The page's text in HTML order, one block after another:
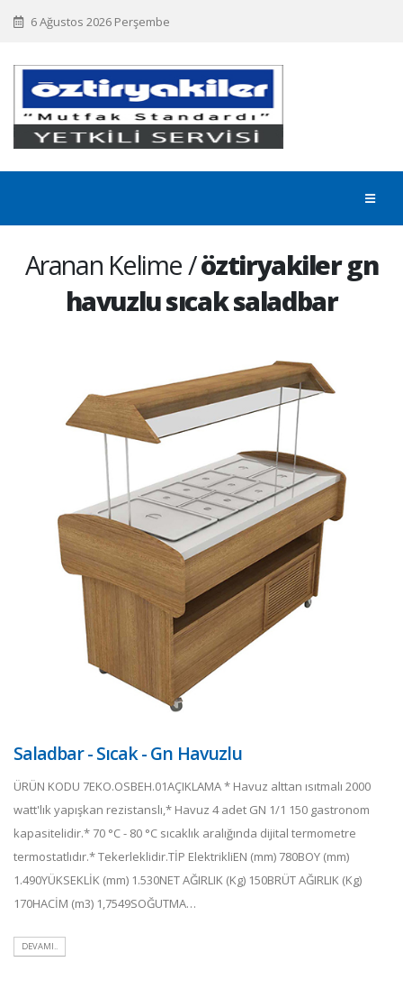
6 Ağustos 2026 Perşembe
Aranan Kelime /öztiryakiler gn
havuzlu sıcak saladbar
Saladbar - Sıcak - Gn Havuzlu
ÜRÜN KODU 7EKO.OSBEH.01AÇIKLAMA * Havuz alttan ısıtmalı 2000
watt'lık yapışkan rezistanslı,* Havuz 4 adet GN 1/1 150 gastronom
kapasitelidir.* 70 °C - 80 °C sıcaklık aralığında dijital termometre
termostatlıdır.* Tekerleklidir.TİP ElektrikliEN (mm) 780BOY (mm)
1.490YÜKSEKLİK (mm) 1.530NET AĞIRLIK (Kg) 150BRÜT AĞIRLIK (Kg)
170HACİM (m3) 1,7549SOĞUTMA…
DEVAMI..